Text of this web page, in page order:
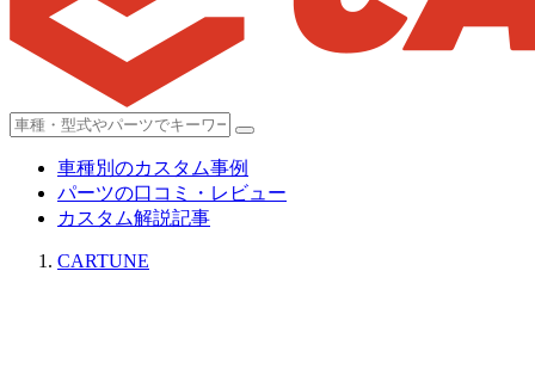
車種別のカスタム事例
パーツの口コミ・レビュー
カスタム解説記事
CARTUNE